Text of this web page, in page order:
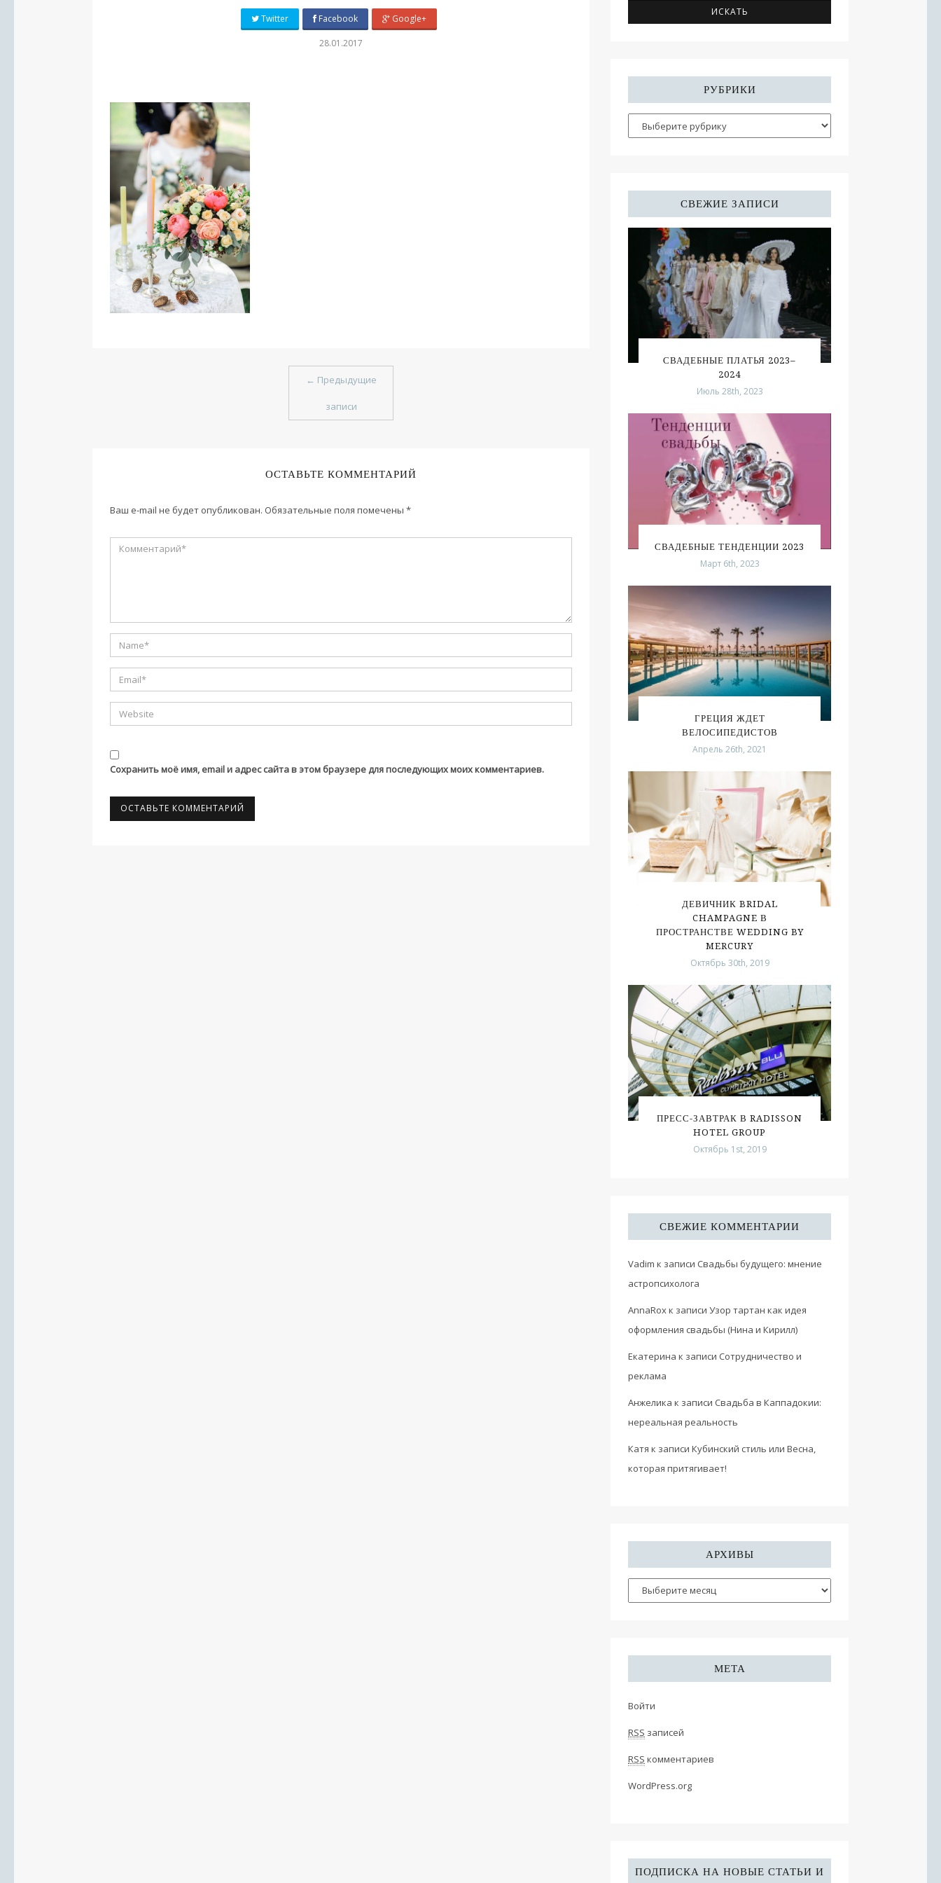
Twitter Facebook Google+
28.01.2017
← Предыдущие
записи
ОСТАВЬТЕ КОММЕНТАРИЙ
Ваш e-mail не будет опубликован. Обязательные поля помечены *
Сохранить моё имя, email и адрес сайта в этом браузере для последующих моих комментариев.
РУБРИКИ
СВЕЖИЕ ЗАПИСИ
СВАДЕБНЫЕ ПЛАТЬЯ 2023–
2024
Июль 28th, 2023
СВАДЕБНЫЕ ТЕНДЕНЦИИ 2023
Март 6th, 2023
ГРЕЦИЯ ЖДЕТ
ВЕЛОСИПЕДИСТОВ
Апрель 26th, 2021
ДЕВИЧНИК BRIDAL
CHAMPAGNE В
ПРОСТРАНСТВЕ WEDDING BY
MERCURY
Октябрь 30th, 2019
ПРЕСС-ЗАВТРАК В RADISSON
HOTEL GROUP
Октябрь 1st, 2019
СВЕЖИЕ КОММЕНТАРИИ
Vadim к записи Свадьбы будущего: мнение
астропсихолога
AnnaRoxк записи Узор тартан как идея
оформления свадьбы (Нина и Кирилл)
Екатерина к записи Сотрудничество и
реклама
Анжелика к записи Свадьба в Каппадокии:
нереальная реальность
Катя к записи Кубинский стиль или Весна,
которая притягивает!
АРХИВЫ
МЕТА
Войти
RSS записей
RSS комментариев
WordPress.org
ПОДПИСКА НА НОВЫЕ СТАТЬИ И